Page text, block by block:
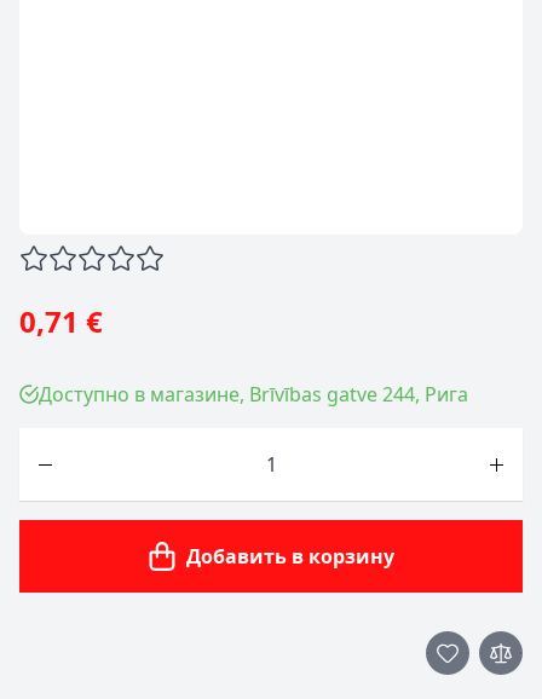
0,71 €
Доступно в магазине, Brīvības gatve 244, Рига
Добавить в корзину